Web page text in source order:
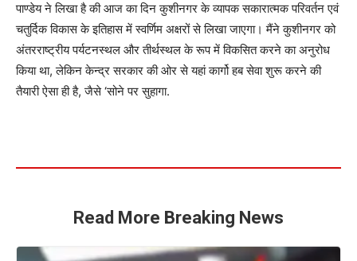
पाण्डेय ने लिखा है की आज का दिन कुशीनगर के व्यापक सकारात्मक परिवर्तन एवं
चतुर्दिक विकास के इतिहास में स्वर्णिम अक्षरों से लिखा जाएगा। मैंने कुशीनगर को
अंतरराष्ट्रीय पर्यटनस्थल और तीर्थस्थल के रूप में विकसित करने का अनुरोध
किया था, लेकिन केन्द्र सरकार की ओर से यहां कार्गो हब सेवा शुरू करने की
तैयारी ऐसा ही है, जैसे ‘सोने पर सुहागा.
Read More Breaking News